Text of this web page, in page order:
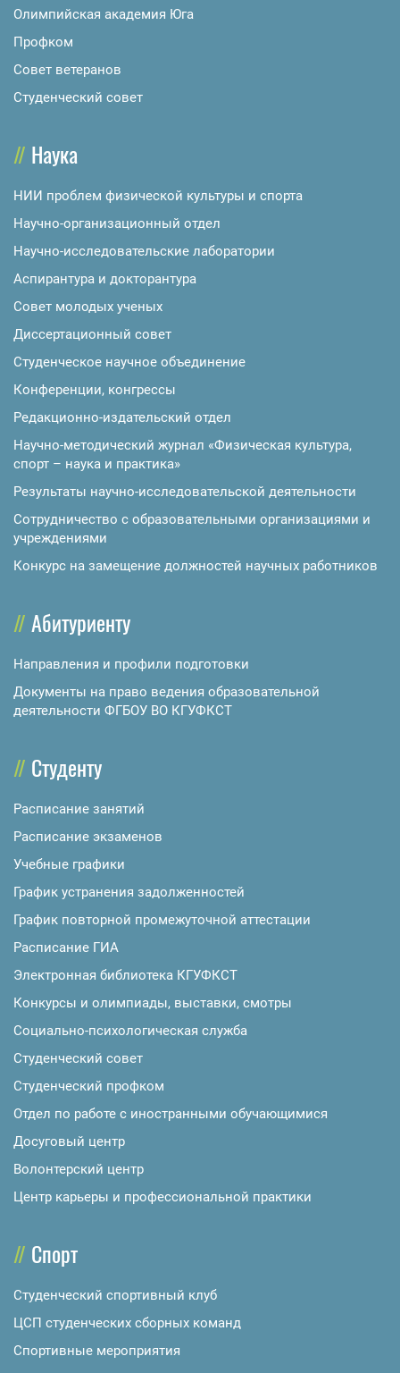
Олимпийская академия Юга
Профком
Совет ветеранов
Студенческий совет
Наука
НИИ проблем физической культуры и спорта
Научно-организационный отдел
Научно-исследовательские лаборатории
Аспирантура и докторантура
Совет молодых ученых
Диссертационный совет
Студенческое научное объединение
Конференции, конгрессы
Редакционно-издательский отдел
Научно-методический журнал «Физическая культура,
спорт – наука и практика»
Результаты научно-исследовательской деятельности
Сотрудничество с образовательными организациями и
учреждениями
Конкурс на замещение должностей научных работников
Абитуриенту
Направления и профили подготовки
Документы на право ведения образовательной
деятельности ФГБОУ ВО КГУФКСТ
Студенту
Расписание занятий
Расписание экзаменов
Учебные графики
График устранения задолженностей
График повторной промежуточной аттестации
Расписание ГИА
Электронная библиотека КГУФКСТ
Конкурсы и олимпиады, выставки, смотры
Социально-психологическая служба
Студенческий совет
Студенческий профком
Отдел по работе с иностранными обучающимися
Досуговый центр
Волонтерский центр
Центр карьеры и профессиональной практики
Спорт
Студенческий спортивный клуб
ЦСП студенческих сборных команд
Спортивные мероприятия